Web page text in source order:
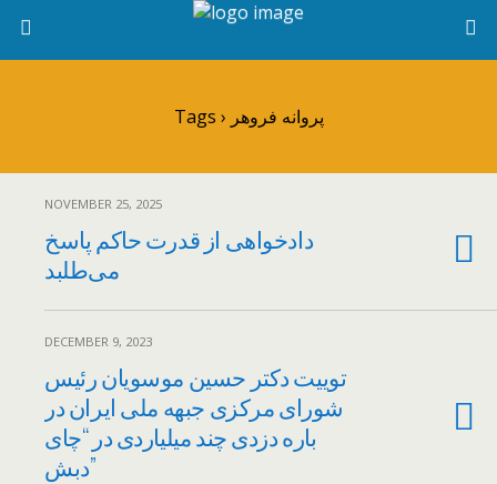
Tags › پروانه فروهر
NOVEMBER 25, 2025
دادخواهی از قدرت حاکم پاسخ
می‌طلبد
DECEMBER 9, 2023
توییت دکتر حسین موسویان رئیس
شورای مرکزی جبهه ملی ایران در
باره دزدی چند میلیاردی در “چای
دبش”